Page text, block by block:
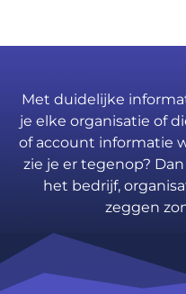
Met duidelijke
je elke organisatie of
of account informatie
zie je er tegenop?
het bedrijf,
zeggen